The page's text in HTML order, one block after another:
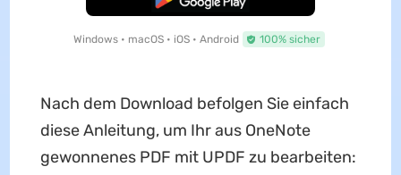
Windows • macOS • iOS • Android 100% sicher
Nach dem Download befolgen Sie einfach
diese Anleitung, um Ihr aus OneNote
gewonnenes PDF mit UPDF zu bearbeiten: